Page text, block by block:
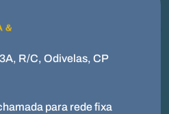
R/C, Odivelas, CP
para rede fixa